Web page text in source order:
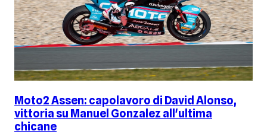
Moto2 Assen: capolavoro di David Alonso,
vittoria su Manuel Gonzalez all'ultima
chicane